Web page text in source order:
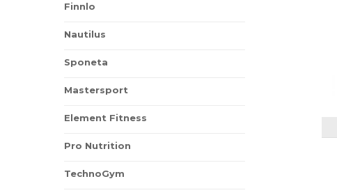
Finnlo
Nautilus
Sponeta
Mastersport
Element Fitness
Pro Nutrition
TechnoGym